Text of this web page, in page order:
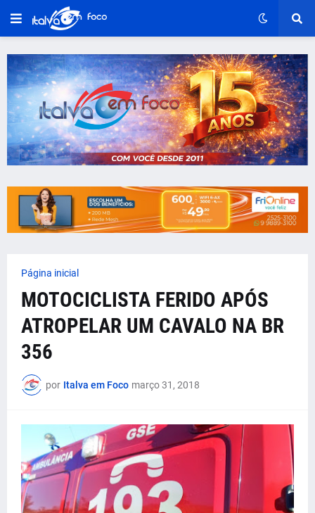
Página inicial
MOTOCICLISTA FERIDO APÓS
ATROPELAR UM CAVALO NA BR
356
por Italva em Foco março 31, 2018